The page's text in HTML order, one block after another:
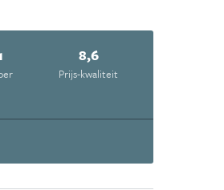
8,6
Prijs-kwaliteit